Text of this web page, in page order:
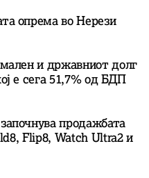
опрема во Нерези
и државниот долг
e сега 51,7% од БДП
продажбата
Flip8, Watch Ultra2 и